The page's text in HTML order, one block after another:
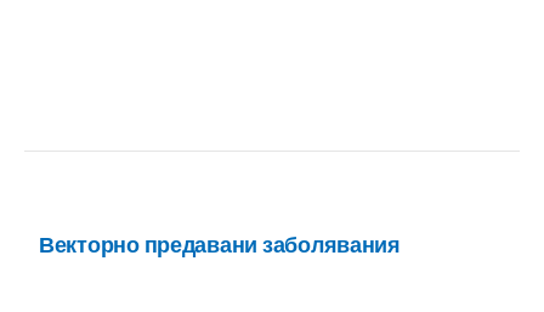
Векторно предавани заболявания